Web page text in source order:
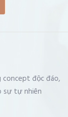
độc đáo,
sự tự nhiên